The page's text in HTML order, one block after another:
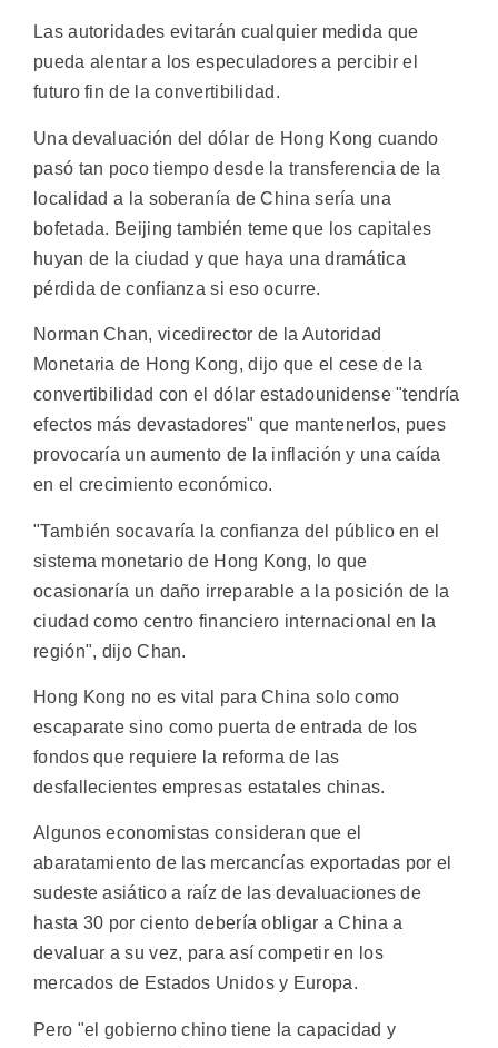
Las autoridades evitarán cualquier medida que
pueda alentar a los especuladores a percibir el
futuro fin de la convertibilidad.
Una devaluación del dólar de Hong Kong cuando
pasó tan poco tiempo desde la transferencia de la
localidad a la soberanía de China sería una
bofetada. Beijing también teme que los capitales
huyan de la ciudad y que haya una dramática
pérdida de confianza si eso ocurre.
Norman Chan, vicedirector de la Autoridad
Monetaria de Hong Kong, dijo que el cese de la
convertibilidad con el dólar estadounidense "tendría
efectos más devastadores" que mantenerlos, pues
provocaría un aumento de la inflación y una caída
en el crecimiento económico.
"También socavaría la confianza del público en el
sistema monetario de Hong Kong, lo que
ocasionaría un daño irreparable a la posición de la
ciudad como centro financiero internacional en la
región", dijo Chan.
Hong Kong no es vital para China solo como
escaparate sino como puerta de entrada de los
fondos que requiere la reforma de las
desfallecientes empresas estatales chinas.
Algunos economistas consideran que el
abaratamiento de las mercancías exportadas por el
sudeste asiático a raíz de las devaluaciones de
hasta 30 por ciento debería obligar a China a
devaluar a su vez, para así competir en los
mercados de Estados Unidos y Europa.
Pero "el gobierno chino tiene la capacidad y